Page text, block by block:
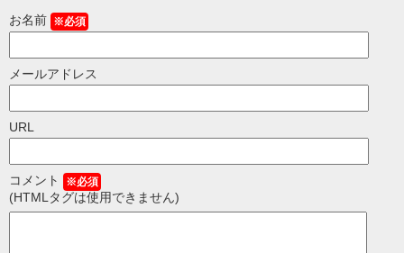
お名前 ※必須
メールアドレス
URL
コメント ※必須
(HTMLタグは使用できません)